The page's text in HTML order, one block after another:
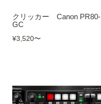
クリッカー Canon PR80-
GC
¥3,520〜